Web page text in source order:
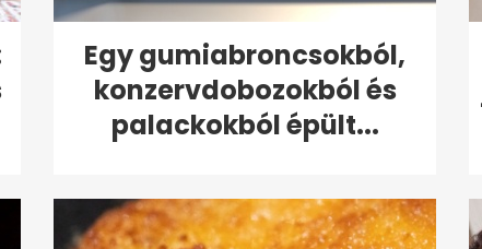
Egy gumiabroncsokból,
konzervdobozokból és
palackokból épült...